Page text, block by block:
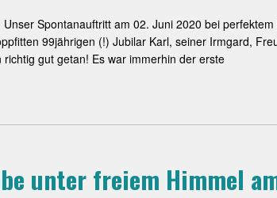
Spontanauftritt am 02. Juni 2020 bei
99jährigen (!) Jubilar Karl, seiner Irmgard,
gut getan! Es war immerhin der erste
unter freiem Himmel